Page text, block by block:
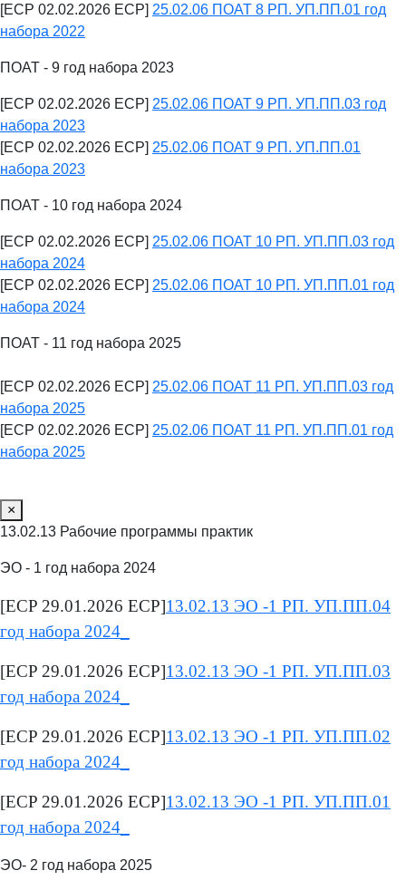
[ECP 02.02.2026 ECP] 25.02.06 ПОАТ 8 РП. УП.ПП.01 год
набора 2022
ПОАТ - 9 год набора 2023
[ECP 02.02.2026 ECP] 25.02.06 ПОАТ 9 РП. УП.ПП.03 год
набора 2023
[ECP 02.02.2026 ECP] 25.02.06 ПОАТ 9 РП. УП.ПП.01
набора 2023
ПОАТ - 10 год набора 2024
[ECP 02.02.2026 ECP] 25.02.06 ПОАТ 10 РП. УП.ПП.03 год
набора 2024
[ECP 02.02.2026 ECP] 25.02.06 ПОАТ 10 РП. УП.ПП.01 год
набора 2024
ПОАТ - 11 год набора 2025
[ECP 02.02.2026 ECP] 25.02.06 ПОАТ 11 РП. УП.ПП.03 год
набора 2025
[ECP 02.02.2026 ECP] 25.02.06 ПОАТ 11 РП. УП.ПП.01 год
набора 2025
×
13.02.13 Рабочие программы практик
ЭО - 1 год набора 2024
[ECP 29.01.2026 ECP]13.02.13 ЭО -1 РП. УП.ПП.04
год набора 2024_
[ECP 29.01.2026 ECP]13.02.13 ЭО -1 РП. УП.ПП.03
год набора 2024_
[ECP 29.01.2026 ECP]13.02.13 ЭО -1 РП. УП.ПП.02
год набора 2024_
[ECP 29.01.2026 ECP]13.02.13 ЭО -1 РП. УП.ПП.01
год набора 2024_
ЭО- 2 год набора 2025